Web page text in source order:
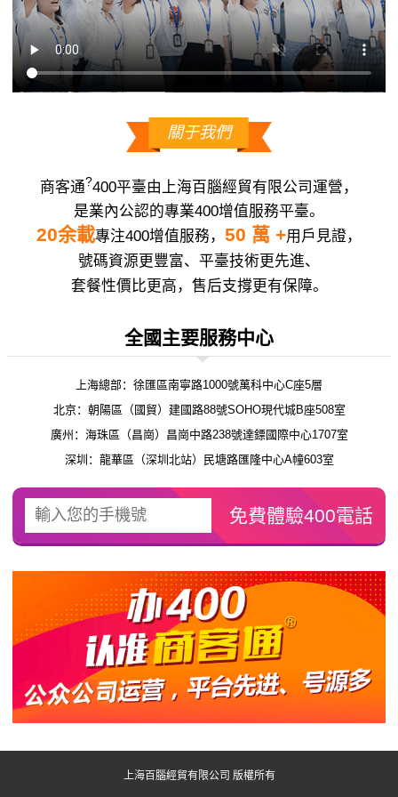
關于我們
商客通?400平臺由上海百腦經貿有限公司運營，
是業內公認的專業400增值服務平臺。
20余載專注400增值服務， 50 萬 +用戶見證，
號碼資源更豐富、平臺技術更先進、
套餐性價比更高，售后支撐更有保障。
全國主要服務中心
上海總部：徐匯區南寧路1000號萬科中心C座5層
北京：朝陽區（國貿）建國路88號SOHO現代城B座508室
廣州：海珠區（昌崗）昌崗中路238號達鏢國際中心1707室
深圳：龍華區（深圳北站）民塘路匯隆中心A幢603室
上海百腦經貿有限公司 版權所有